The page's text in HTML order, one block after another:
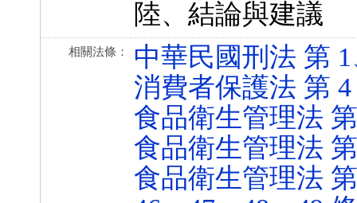
陸、結論與建議
相關法條：
中華民國刑法 第 1
消費者保護法 第 4
食品衛生管理法
食品衛生管理法
食品衛生管理法